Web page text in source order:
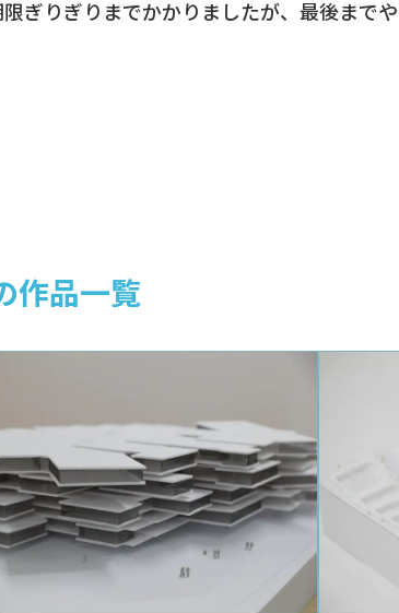
ぎりぎりまでかかりましたが、最後まで
作品一覧